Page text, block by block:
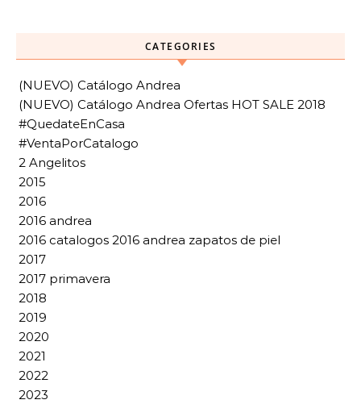
CATEGORIES
(NUEVO) Catálogo Andrea
(NUEVO) Catálogo Andrea Ofertas HOT SALE 2018
#QuedateEnCasa
#VentaPorCatalogo
2 Angelitos
2015
2016
2016 andrea
2016 catalogos 2016 andrea zapatos de piel
2017
2017 primavera
2018
2019
2020
2021
2022
2023